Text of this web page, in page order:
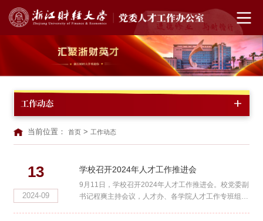
工作动态
当前位置： 首页 > 工作动态
13
2024-09
学校召开2024年人才工作推进会
9月11日，学校召开2024年人才工作推进会。校党委副
书记程爽主持会议，人才办、各学院人才工作专班组长